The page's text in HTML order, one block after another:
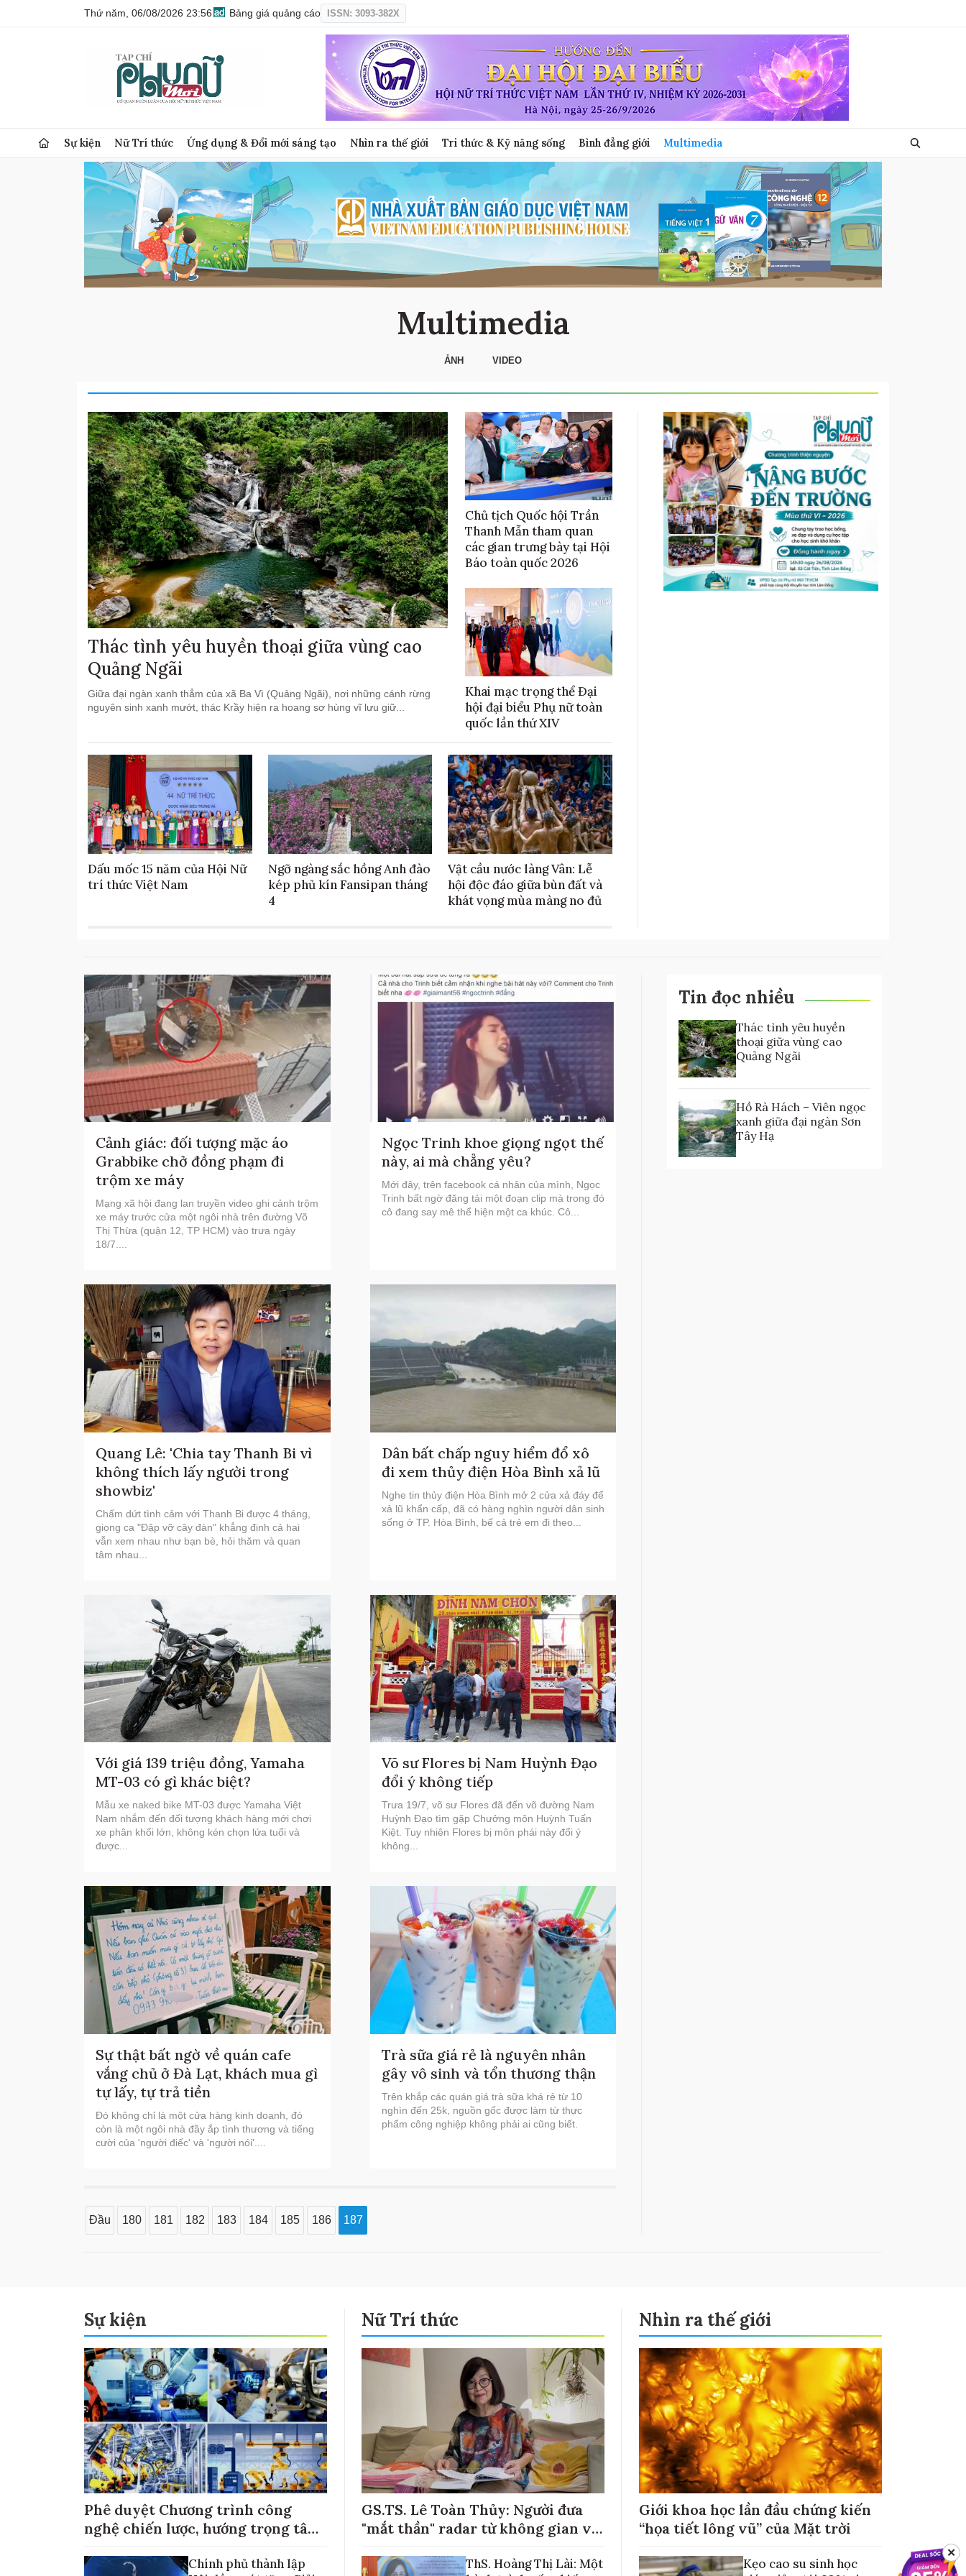
Thứ năm, 06/08/2026 23:56 Bảng giá quảng cáo ISSN: 3093-382X
Sự kiện Nữ Trí thức Ứng dụng & Đổi mới sáng tạo Nhìn ra thế giới Tri thức & Kỹ năng sống Bình đẳng giới Multimedia
Multimedia
ẢNH VIDEO
Thác tình yêu huyền thoại giữa vùng cao
Quảng Ngãi
Giữa đại ngàn xanh thẳm của xã Ba Vì (Quảng Ngãi), nơi những cánh rừng
nguyên sinh xanh mướt, thác Krầy hiện ra hoang sơ hùng vĩ lưu giữ...
Chủ tịch Quốc hội Trần
Thanh Mẫn tham quan
các gian trưng bày tại Hội
Báo toàn quốc 2026
Khai mạc trọng thể Đại
hội đại biểu Phụ nữ toàn
quốc lần thứ XIV
Dấu mốc 15 năm của Hội Nữ
trí thức Việt Nam
Ngỡ ngàng sắc hồng Anh đào
kép phủ kín Fansipan tháng
4
Vật cầu nước làng Vân: Lễ
hội độc đáo giữa bùn đất và
khát vọng mùa màng no đủ
Cảnh giác: đối tượng mặc áo
Grabbike chở đồng phạm đi
trộm xe máy
Mạng xã hội đang lan truyền video ghi cảnh trộm
xe máy trước cửa một ngôi nhà trên đường Võ
Thị Thừa (quận 12, TP HCM) vào trưa ngày
18/7....
Ngọc Trinh khoe giọng ngọt thế
này, ai mà chẳng yêu?
Mới đây, trên facebook cá nhân của mình, Ngọc
Trinh bất ngờ đăng tải một đoạn clip mà trong đó
cô đang say mê thể hiện một ca khúc. Cô...
Quang Lê: 'Chia tay Thanh Bi vì
không thích lấy người trong
showbiz'
Chấm dứt tình cảm với Thanh Bi được 4 tháng,
giọng ca "Đập vỡ cây đàn" khẳng định cả hai
vẫn xem nhau như bạn bè, hỏi thăm và quan
tâm nhau...
Dân bất chấp nguy hiểm đổ xô
đi xem thủy điện Hòa Bình xả lũ
Nghe tin thủy điện Hòa Bình mở 2 cửa xả đáy để
xả lũ khẩn cấp, đã có hàng nghìn người dân sinh
sống ở TP. Hòa Bình, bế cả trẻ em đi theo...
Với giá 139 triệu đồng, Yamaha
MT-03 có gì khác biệt?
Mẫu xe naked bike MT-03 được Yamaha Việt
Nam nhắm đến đối tượng khách hàng mới chơi
xe phân khối lớn, không kén chọn lứa tuổi và
được...
Võ sư Flores bị Nam Huỳnh Đạo
đổi ý không tiếp
Trưa 19/7, võ sư Flores đã đến võ đường Nam
Huỳnh Đạo tìm gặp Chưởng môn Huỳnh Tuấn
Kiệt. Tuy nhiên Flores bị môn phái này đổi ý
không...
Sự thật bất ngờ về quán cafe
vắng chủ ở Đà Lạt, khách mua gì
tự lấy, tự trả tiền
Đó không chỉ là một cửa hàng kinh doanh, đó
còn là một ngôi nhà đầy ắp tình thương và tiếng
cười của 'người điếc' và 'người nói'....
Trà sữa giá rẻ là nguyên nhân
gây vô sinh và tổn thương thận
Trên khắp các quán giá trà sữa khá rẻ từ 10
nghìn đến 25k, nguồn gốc được làm từ thực
phẩm công nghiệp không phải ai cũng biết.
Đầu 180 181 182 183 184 185 186 187
Tin đọc nhiều
Thác tình yêu huyền
thoại giữa vùng cao
Quảng Ngãi
Hồ Rà Hách – Viên ngọc
xanh giữa đại ngàn Sơn
Tây Hạ
Sự kiện
Phê duyệt Chương trình công
nghệ chiến lược, hướng trọng tâm
Chính phủ thành lập
Nữ Trí thức
GS.TS. Lê Toàn Thủy: Người đưa
"mắt thần" radar từ không gian về
ThS. Hoàng Thị Lài: Một
Nhìn ra thế giới
Giới khoa học lần đầu chứng kiến
“họa tiết lông vũ” của Mặt trời
Kẹo cao su sinh học
✕